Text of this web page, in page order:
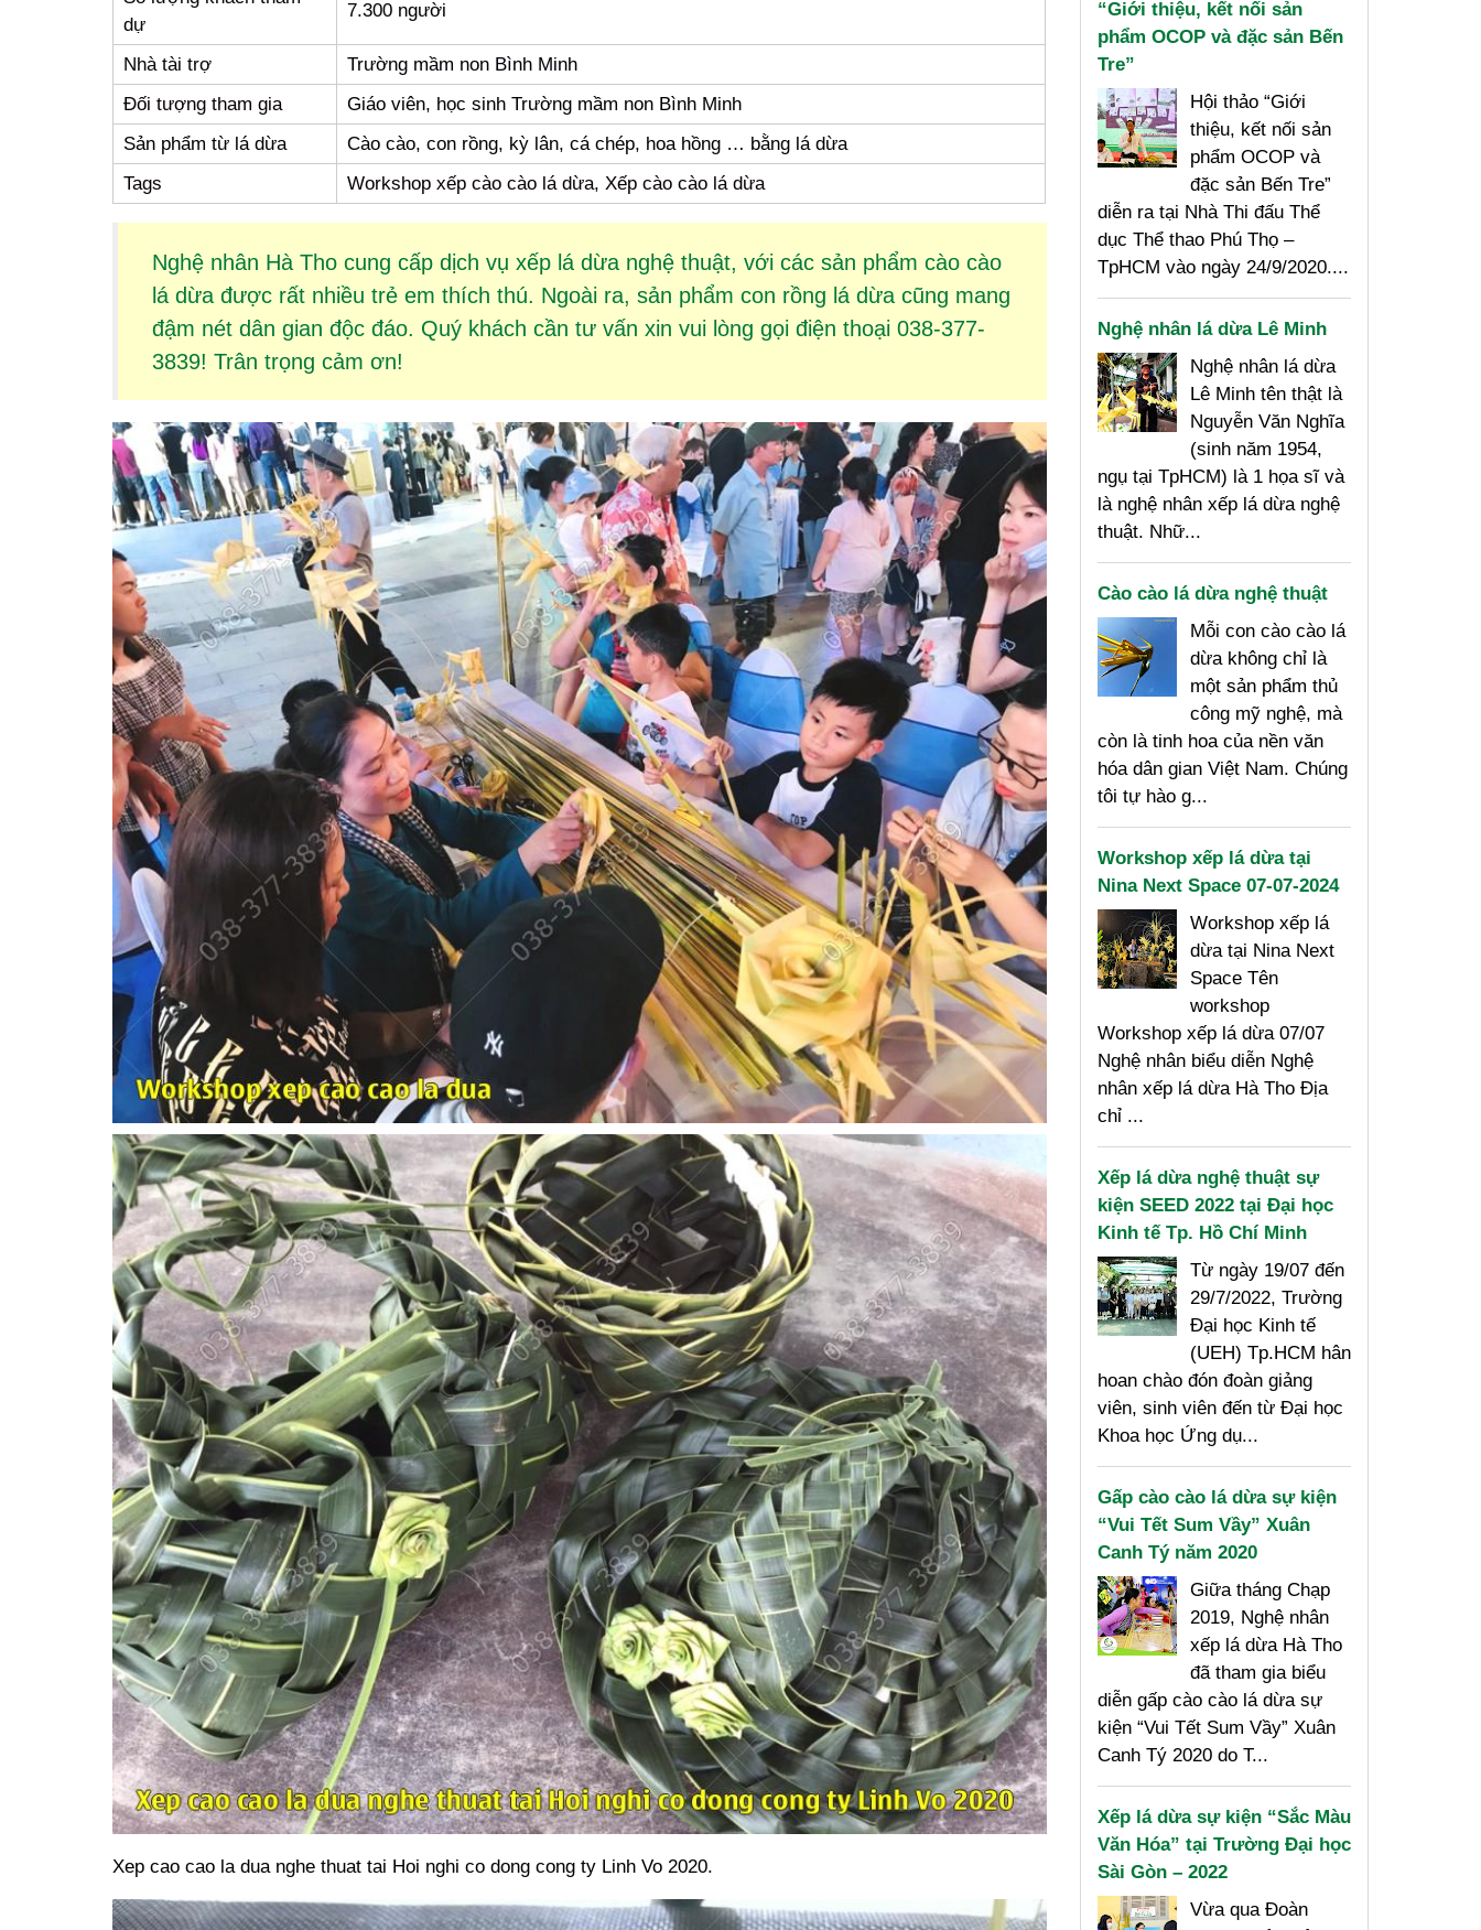
dự
7.300 người
Nhà tài trợ
Trường mầm non Bình Minh
Đối tượng tham gia
Giáo viên, học sinh Trường mầm non Bình Minh
Sản phẩm từ lá dừa
Cào cào, con rồng, kỳ lân, cá chép, hoa hồng … bằng lá dừa
Tags
Workshop xếp cào cào lá dừa, Xếp cào cào lá dừa
Nghệ nhân Hà Tho cung cấp dịch vụ xếp lá dừanghệ thuật, với các sản phẩm cào cào
lá dừađược rất nhiều trẻ em thích thú. Ngoài ra, sản phẩm con rồng lá dừacũng mang
đậm nét dân gian độc đáo. Quý khách cần tư vấn xin vui lòng gọi điện thoại 038-377-
3839! Trân trọng cảm ơn!
Xep cao cao la dua nghe thuat tai Hoi nghi co dong cong ty Linh Vo 2020.
“Giới thiệu, kết nối sản
phẩm OCOP và đặc sản Bến
Tre”
Hội thảo “Giới
thiệu, kết nối sản
phẩm OCOP và
đặc sản Bến Tre”
diễn ra tại Nhà Thi đấu Thể
dục Thể thao Phú Thọ –
TpHCM vào ngày 24/9/2020....
Nghệ nhân lá dừa Lê Minh
Nghệ nhân lá dừa
Lê Minh tên thật là
Nguyễn Văn Nghĩa
(sinh năm 1954,
ngụ tại TpHCM) là 1 họa sĩ và
là nghệ nhân xếp lá dừa nghệ
thuật. Nhữ...
Cào cào lá dừa nghệ thuật
Mỗi con cào cào lá
dừa không chỉ là
một sản phẩm thủ
công mỹ nghệ, mà
còn là tinh hoa của nền văn
hóa dân gian Việt Nam. Chúng
tôi tự hào g...
Workshop xếp lá dừa tại
Nina Next Space 07-07-2024
Workshop xếp lá
dừa tại Nina Next
Space Tên
workshop
Workshop xếp lá dừa 07/07
Nghệ nhân biểu diễn Nghệ
nhân xếp lá dừa Hà Tho Địa
chỉ ...
Xếp lá dừa nghệ thuật sự
kiện SEED 2022 tại Đại học
Kinh tế Tp. Hồ Chí Minh
Từ ngày 19/07 đến
29/7/2022, Trường
Đại học Kinh tế
(UEH) Tp.HCM hân
hoan chào đón đoàn giảng
viên, sinh viên đến từ Đại học
Khoa học Ứng dụ...
Gấp cào cào lá dừa sự kiện
“Vui Tết Sum Vầy” Xuân
Canh Tý năm 2020
Giữa tháng Chạp
2019, Nghệ nhân
xếp lá dừa Hà Tho
đã tham gia biểu
diễn gấp cào cào lá dừa sự
kiện “Vui Tết Sum Vầy” Xuân
Canh Tý 2020 do T...
Xếp lá dừa sự kiện “Sắc Màu
Văn Hóa” tại Trường Đại học
Sài Gòn – 2022
Vừa qua Đoàn